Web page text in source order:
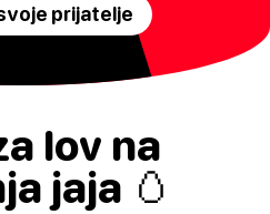
prijatelje
lov na
jaja 🥚